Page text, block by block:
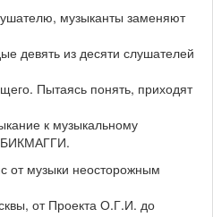
музыканты заменяют
девять из десяти слушателей
Пытаясь понять, приходят
к музыкальному
от музыки неосторожным
от Проекта О.Г.И. до